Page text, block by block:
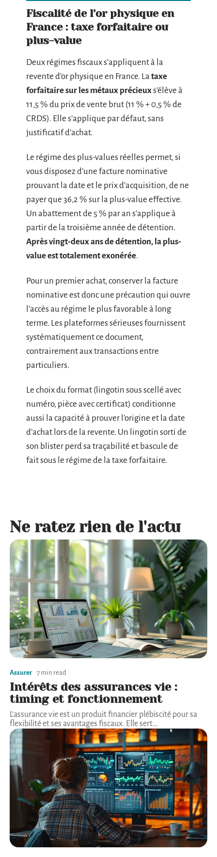
Fiscalité de l’or physique en
France : taxe forfaitaire ou
plus-value
Deux régimes fiscaux s’appliquent à la
revente d’or physique en France. La taxe
forfaitaire sur les métaux précieuxs’élève à
11,5 % du prix de vente brut (11 % + 0,5 % de
CRDS). Elle s’applique par défaut, sans
justificatif d’achat.
Le régime des plus-values réelles permet, si
vous disposez d’une facture nominative
prouvant la date et le prix d’acquisition, de ne
payer que 36,2 % sur la plus-value effective.
Un abattement de 5 % par an s’applique à
partir de la troisième année de détention.
Après vingt-deux ans de détention, la plus-
value est totalement exonérée.
Pour un premier achat, conserver la facture
nominative est donc une précaution qui ouvre
l’accès au régime le plus favorable à long
terme. Les plateformes sérieuses fournissent
systématiquement ce document,
contrairement aux transactions entre
particuliers.
Le choix du format (lingotin sous scellé avec
numéro, pièce avec certificat) conditionne
aussi la capacité à prouver l’origine et la date
d’achat lors de la revente. Un lingotin sorti de
son blister perd sa traçabilité et bascule de
fait sous le régime de la taxe forfaitaire.
Ne ratez rien de l'actu
Assurer 7 min read
Intérêts des assurances vie :
timing et fonctionnement
L'assurance vie est un produit financier plébiscité pour sa
flexibilité et ses avantages fiscaux. Elle sert…